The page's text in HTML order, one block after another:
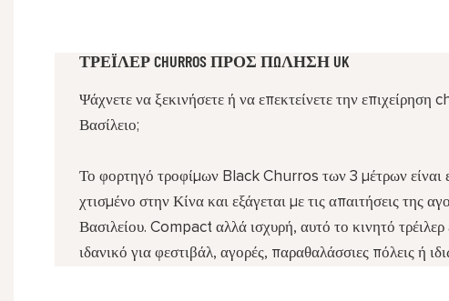
ΤΡΈΙΛΕΡ CHURROS ΠΡΟΣ ΠΏΛΗΣΗ UK
Ψάχνετε να ξεκινήσετε ή να επεκτείνετε την
Βασίλειο;
Το φορτηγό τροφίμων Black Churros των 3 μέτρων είναι
χτισμένο στην Κίνα και εξάγεται με τις απαιτήσεις της
Βασιλείου. Compact αλλά ισχυρή, αυτό το κινητό τρέιλερ
ιδανικό για φεστιβάλ, αγορές, παραθαλάσσιες πόλεις ή